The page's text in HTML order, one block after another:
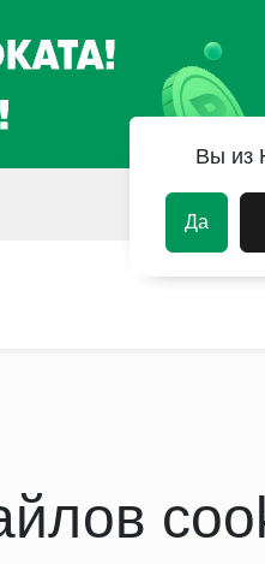
Вы из
Да